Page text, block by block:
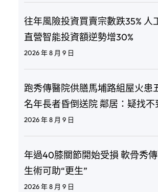
往年風險投資買賣宗數跌35% 人
直營智能投資額逆勢增30%
2026 年 8 月 9 日
跑秀傳醫院供膳馬埔路組屋火患
名年長者昏倒送院 鄰居：疑找不
2026 年 8 月 9 日
年過40膝關節開始受損 軟骨秀
生術可助“更生”
2026 年 8 月 9 日